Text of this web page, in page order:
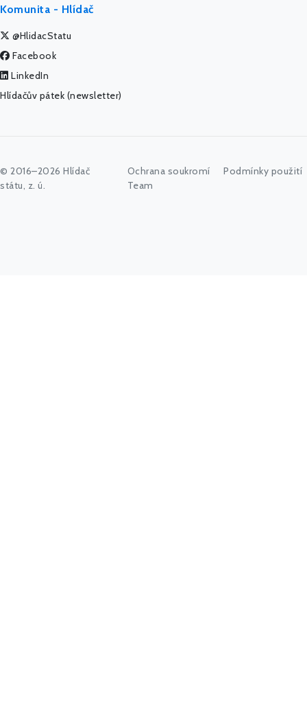
Komunita - Hlídač
@HlidacStatu
Facebook
LinkedIn
Hlídačův pátek (newsletter)
© 2016–2026 Hlídač
státu, z. ú.
Ochrana soukromí
Podmínky použití
Team